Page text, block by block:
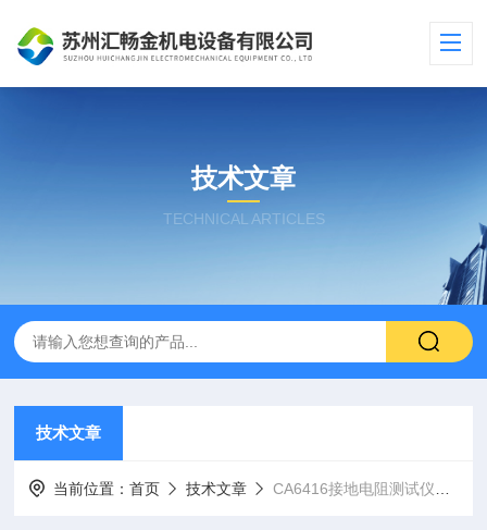
技术文章
TECHNICAL ARTICLES
技术文章
当前位置：首页 技术文章 CA6416接地电阻测试仪在测量过程中优势有哪些？